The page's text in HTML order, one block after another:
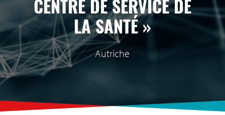
CENTRE DE SERVICE DE
LA SANTÉ »
Autriche